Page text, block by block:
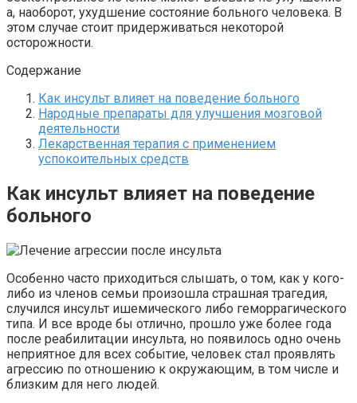
а, наоборот, ухудшение состояние больного человека. В
этом случае стоит придерживаться некоторой
осторожности.
Содержание
Как инсульт влияет на поведение больного
Народные препараты для улучшения мозговой
деятельности
Лекарственная терапия с применением
успокоительных средств
Как инсульт влияет на поведение
больного
Особенно часто приходиться слышать, о том, как у кого-
либо из членов семьи произошла страшная трагедия,
случился инсульт ишемического либо геморрагического
типа. И все вроде бы отлично, прошло уже более года
после реабилитации инсульта, но появилось одно очень
неприятное для всех событие, человек стал проявлять
агрессию по отношению к окружающим, в том числе и
близким для него людей.